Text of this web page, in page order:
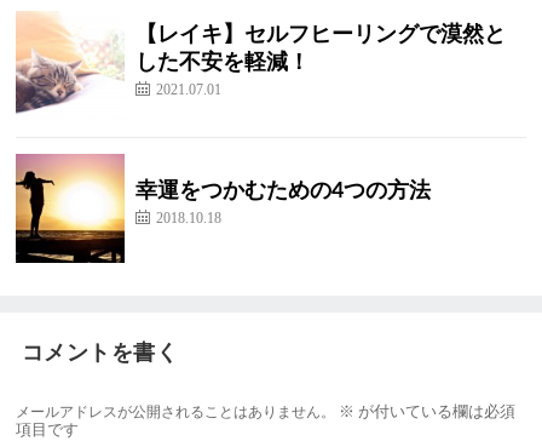
【レイキ】セルフヒーリングで漠然と
した不安を軽減！
2021.07.01
幸運をつかむための4つの方法
2018.10.18
コメントを書く
メールアドレスが公開されることはありません。 ※ が付いている欄は必須
項目です